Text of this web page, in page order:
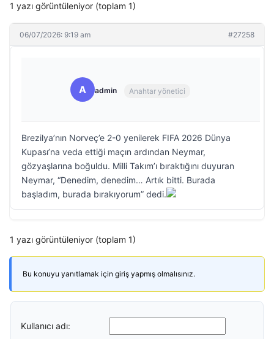
1 yazı görüntüleniyor (toplam 1)
06/07/2026: 9:19 am #27258
A admin Anahtar yönetici
Brezilya’nın Norveç’e 2-0 yenilerek FIFA 2026 Dünya
Kupası’na veda ettiği maçın ardından Neymar,
gözyaşlarına boğuldu. Milli Takım’ı bıraktığını duyuran
Neymar, “Denedim, denedim… Artık bitti. Burada
başladım, burada bırakıyorum” dedi.
1 yazı görüntüleniyor (toplam 1)
Bu konuyu yanıtlamak için giriş yapmış olmalısınız.
Kullanıcı adı: